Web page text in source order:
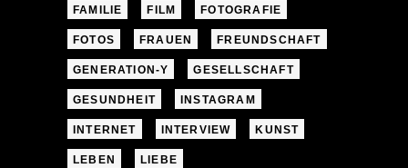
FAMILIE FILM FOTOGRAFIE
FOTOS FRAUEN FREUNDSCHAFT
GENERATION-Y GESELLSCHAFT
GESUNDHEIT INSTAGRAM
INTERNET INTERVIEW KUNST
LEBEN LIEBE